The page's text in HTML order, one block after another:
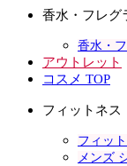
香水・フレグ
香水・
アウトレット
コスメ TOP
フィットネス
フィッ
メンズ